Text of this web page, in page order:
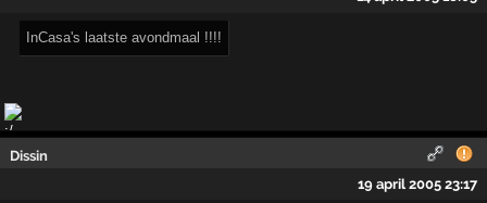
InCasa's laatste avondmaal !!!!
Dissin
19 april 2005 23:17